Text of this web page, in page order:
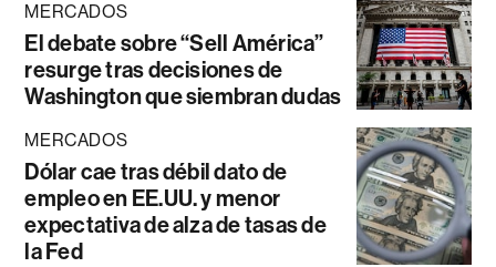
MERCADOS
El debate sobre “Sell América”
resurge tras decisiones de
Washington que siembran dudas
MERCADOS
Dólar cae tras débil dato de
empleo en EE.UU. y menor
expectativa de alza de tasas de
la Fed